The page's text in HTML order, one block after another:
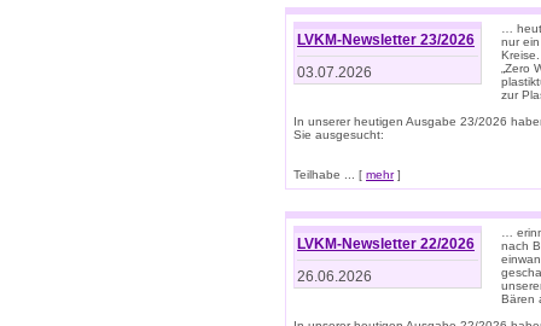
LVKM-Newsletter 23/2026
03.07.2026
…
nur
„Zero
zur
In unserer heutigen Ausgabe 23/2026
Sie ausgesucht:
Teilhabe ... [ mehr]
LVKM-Newsletter 22/2026
26.06.2026
…
nach
Bären